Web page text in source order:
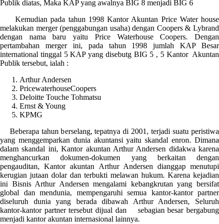
Publik diatas, Maka KAP yang awalnya BIG 8 menjadi BIG 6
Kemudian pada tahun 1998 Kantor Akuntan Price Water house
melakukan merger (penggabungan usaha) dengan Coopers & Lybrand
dengan nama baru yaitu Price Waterhouse Coopers. Dengan
pertambahan merger ini, pada tahun 1998 jumlah KAP Besar
international tinggal 5 KAP yang disebutg BIG 5 , 5 Kantor Akuntan
Publik tersebut, ialah :
Arthur Andersen
PricewaterhouseCoopers
Deloitte Touche Tohmatsu
Ernst & Young
KPMG
Beberapa tahun berselang, tepatnya di 2001, terjadi suatu peristiwa
yang menggemparkan dunia akuntansi yaitu skandal enron. Dimana
dalam skandal ini, Kantor akuntan Arthur Andersen didakwa karena
menghancurkan dokumen-dokumen yang berkaitan dengan
pengauditan, Kantor akuntan Arthur Andersen dianggap menutupi
kerugian jutaan dolar dan terbukti melawan hukum. Karena kejadian
ini Bisnis Arthur Andersen mengalami kebangkrutan yang bersifat
global dan mendunia, mempengaruhi semua kantor-kantor partner
diseluruh dunia yang berada dibawah Arthur Andersen, Seluruh
kantor-kantor partner tersebut dijual dan sebagian besar bergabung
menjadi kantor akuntan internasional lainnya.